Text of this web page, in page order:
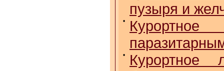
пузыря и
•
•
Курортное